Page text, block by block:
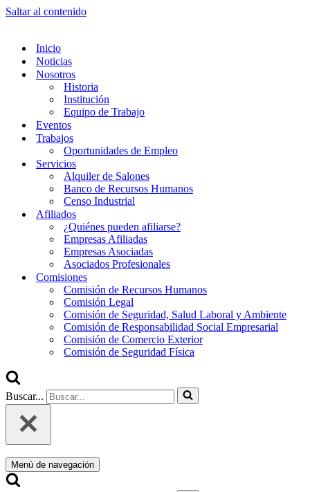
Saltar al contenido
Inicio
Noticias
Nosotros
Historia
Institución
Equipo de Trabajo
Eventos
Trabajos
Oportunidades de Empleo
Servicios
Alquiler de Salones
Banco de Recursos Humanos
Censo Industrial
Afiliados
¿Quiénes pueden afiliarse?
Empresas Afiliadas
Empresas Asociadas
Asociados Profesionales
Comisiones
Comisión de Recursos Humanos
Comisión Legal
Comisión de Seguridad, Salud Laboral y Ambiente
Comisión de Responsabilidad Social Empresarial
Comisión de Comercio Exterior
Comisión de Seguridad Física
Buscar...
Menú de navegación